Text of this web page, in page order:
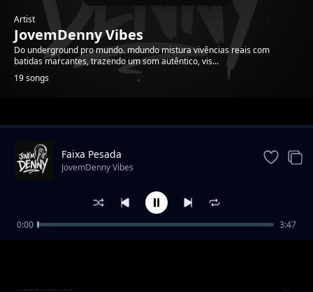
Artist
JovemDenny Vibes
Do underground pro mundo. mdundo mistura vivências reais com
batidas marcantes, trazendo um som autêntico, vis...
19 songs
Trending
Fascinante
Faixa Pesada
JovemDenny Vibes
0:00 3:47